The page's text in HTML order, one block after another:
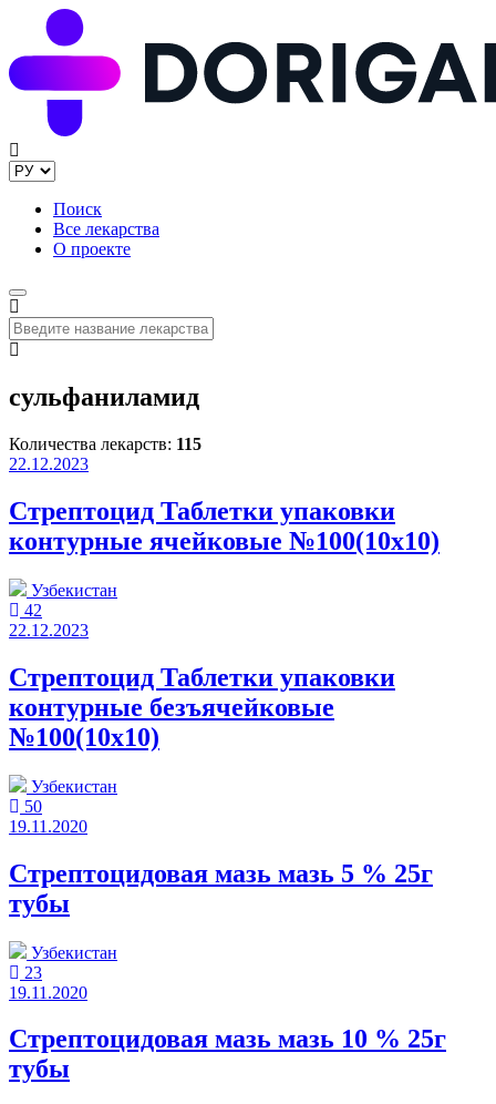
Поиск
Все лекарства
О проекте
сульфаниламид
Количества лекарств: 115
22.12.2023
Стрептоцид Таблетки упаковки
контурные ячейковые №100(10x10)
Узбекистан
42
22.12.2023
Стрептоцид Таблетки упаковки
контурные безъячейковые
№100(10x10)
Узбекистан
50
19.11.2020
Стрептоцидовая мазь мазь 5 % 25г
тубы
Узбекистан
23
19.11.2020
Стрептоцидовая мазь мазь 10 % 25г
тубы